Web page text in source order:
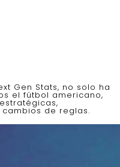
Gen Stats, no solo ha
el fútbol americano,
de reglas.